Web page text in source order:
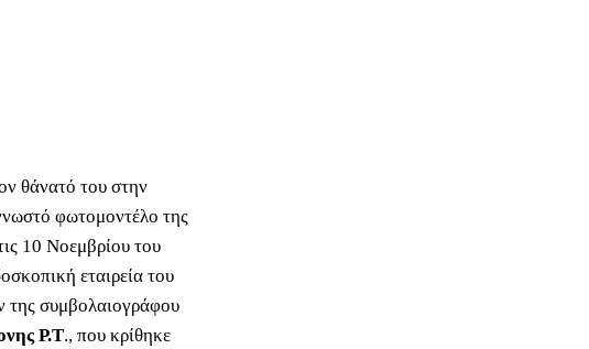
θάνατό του στην
φωτομοντέλο της
10 Νοεμβρίου του
εταιρεία του
της συμβολαιογράφου
Ρ.Τ., που κρίθηκε